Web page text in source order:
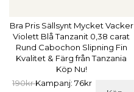
Bra Pris Sällsynt Mycket Vacker
Violett Blå Tanzanit 0,38 carat
Rund Cabochon Slipning Fin
Kvalitet & Färg från Tanzania
Köp Nu!
190krKampanj: 76kr